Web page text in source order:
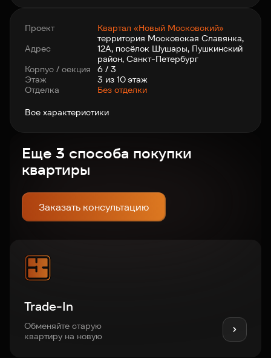
Проект
Квартал «Новый Московский»
Адрес
территория Московская Славянка,
12А, посёлок Шушары, Пушкинский
район, Санкт-Петербург
Корпус / секция
6 / 3
Этаж
3 из 10 этаж
Отделка
Без отделки
Все характеристики
Еще 3 способа покупки
квартиры
Заказать консультацию
Trade-In
Обменяйте старую
квартиру на новую